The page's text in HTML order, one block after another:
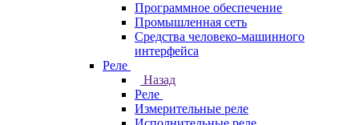
Программное обеспечение
Промышленная сеть
Средства человеко-машинного
интерфейса
Реле
Назад
Реле
Измерительные реле